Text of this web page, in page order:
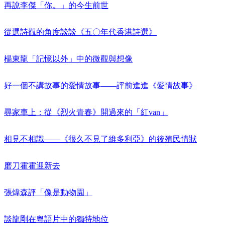
再說李傑「你。」的今生前世
從選詩觀的角度談談《五〇年代香港詩選》
楊東龍「記憶以外」中的微觀與想像
好一個不講故事的愛情故事——評前進進《愛情故事》
尋家車上：從《烈火青春》開過來的「紅van」
相見不相識——《很久不見了維多利亞》的後殖民情狀
磨刀霍霍迎新去
張煒森評「像是動物園」
談龍剛在粵語片中的獨特地位